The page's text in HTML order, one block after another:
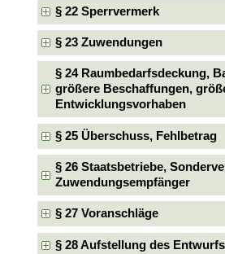
§ 22 Sperrvermerk
§ 23 Zuwendungen
§ 24 Raumbedarfsdeckung,
größere Beschaffungen,
Entwicklungsvorhaben
§ 25 Überschuss, Fehlbetrag
§ 26 Staatsbetriebe,
Zuwendungsempfänger
§ 27 Voranschläge
§ 28 Aufstellung des